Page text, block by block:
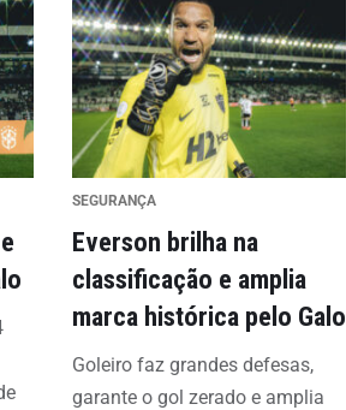
SEGURANÇA
Everson brilha na
classificação e amplia
marca histórica pelo Galo
Goleiro faz grandes defesas,
garante o gol zerado e amplia